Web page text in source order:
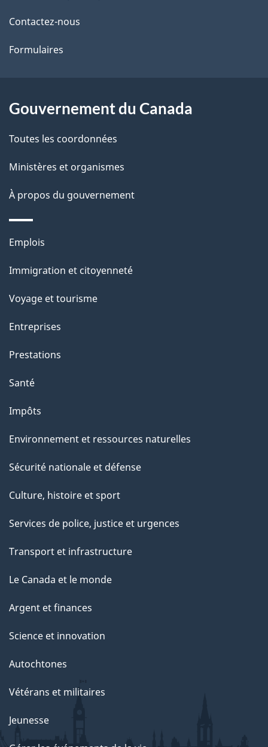
s
d
l
a
p
a
g
e
ce
site
Contactez-nous
Formulaires
Gouvernement du Canada
Toutes les coordonnées
Ministères et organismes
À propos du gouvernement
Thèmes
sujets
Emplois
Immigration et citoyenneté
Voyage et tourisme
Entreprises
Prestations
Santé
Impôts
Environnement et ressources naturelles
Sécurité nationale et défense
Culture, histoire et sport
Services de police, justice et urgences
Transport et infrastructure
Le Canada et le monde
Argent et finances
Science et innovation
Autochtones
Vétérans et militaires
Jeunesse